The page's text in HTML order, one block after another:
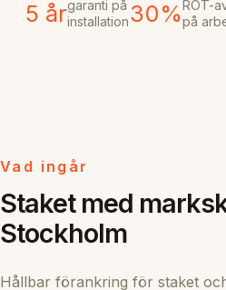
5 årgaranti på
installation30%ROT-
på
Vad ingår
Staket med
Stockholm
Hållbar förankring för staket